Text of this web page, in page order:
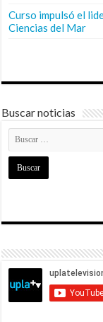
Curso impulsó el
Ciencias del Mar
Buscar noticias